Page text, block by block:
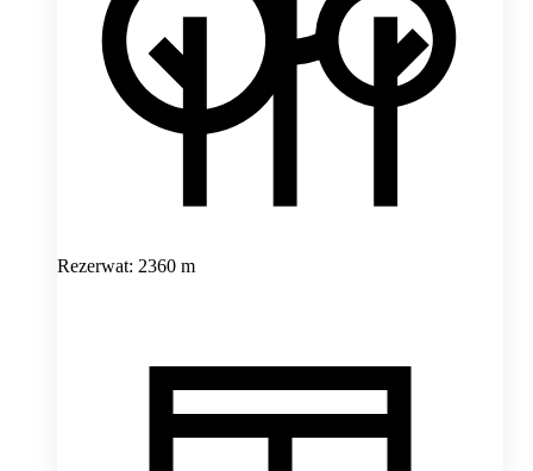
Rezerwat: 2360 m